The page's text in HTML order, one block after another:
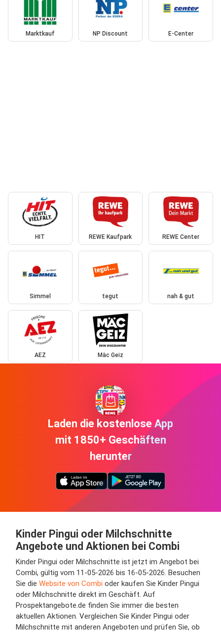
Marktkauf NP Discount E-Center
HIT REWE Kaufpark REWE Center
Simmel tegut nah & gut
AEZ Mäc Geiz
Laden die kostenlose App
mit 1850+ Geschäften
herunter
Kinder Pingui oder Milchschnitte
Angebote und Aktionen bei Combi
Kinder Pingui oder Milchschnitte ist jetzt im Angebot bei
Combi, gültig vom 11-05-2026 bis 16-05-2026. Besuchen
Sie die Website von Combi oder kaufen Sie Kinder Pingui
oder Milchschnitte direkt im Geschäft. Auf
Prospektangebote.de finden Sie immer die besten
aktuellen Aktionen. Vergleichen Sie Kinder Pingui oder
Milchschnitte mit anderen Angeboten und prüfen Sie, ob